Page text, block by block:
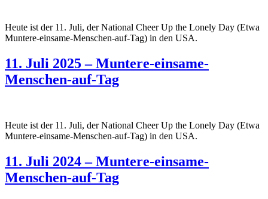
Heute ist der 11. Juli, der National Cheer Up the Lonely Day (Etwa
Muntere-einsame-Menschen-auf-Tag) in den USA.
11. Juli 2025 – Muntere-einsame-
Menschen-auf-Tag
Heute ist der 11. Juli, der National Cheer Up the Lonely Day (Etwa
Muntere-einsame-Menschen-auf-Tag) in den USA.
11. Juli 2024 – Muntere-einsame-
Menschen-auf-Tag